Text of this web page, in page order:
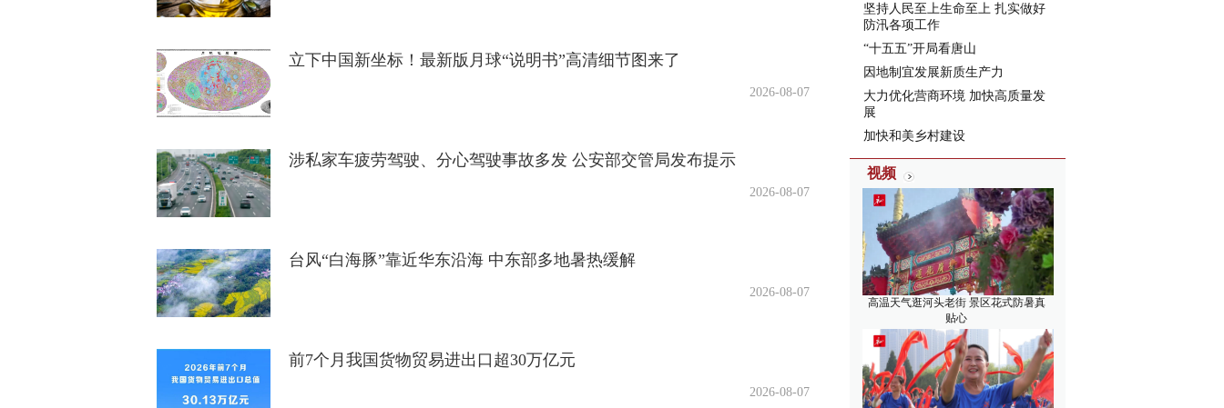
立下中国新坐标！最新版月球“说明书”高清细节图来了
2026-08-07
涉私家车疲劳驾驶、分心驾驶事故多发 公安部交管局发布提示
2026-08-07
台风“白海豚”靠近华东沿海 中东部多地暑热缓解
2026-08-07
前7个月我国货物贸易进出口超30万亿元
2026-08-07
坚持人民至上生命至上 扎实做好
防汛各项工作
“十五五”开局看唐山
因地制宜发展新质生产力
大力优化营商环境 加快高质量发
展
加快和美乡村建设
视频
高温天气逛河头老街 景区花式防暑真
贴心